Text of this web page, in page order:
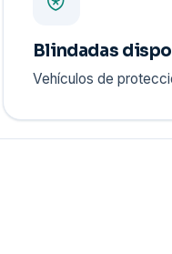
Blindadas
Vehículos de